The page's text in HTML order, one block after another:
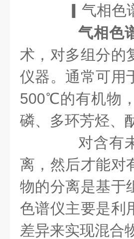
气相色
气相色
术，对多组分的
仪器。通常可用
500℃的有机物
磷、多环芳烃、
对含有未
离，然后才能对
物的分离是基于
色谱仪主要是利
差异来实现混合